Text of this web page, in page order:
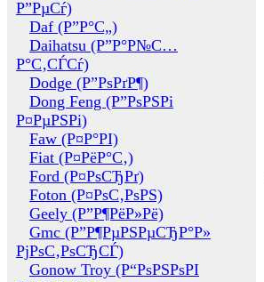
Р”РµСѓ)
Daf (Р”Р°С„)
Daihatsu (Р”Р°Р№С…
Р°С‚СЃСѓ)
Dodge (Р”РѕРґР¶)
Dong Feng (Р”РѕРЅРі
Р¤РµРЅРі)
Faw (Р¤Р°РІ)
Fiat (Р¤РёР°С‚)
Ford (Р¤РѕСЂРґ)
Foton (Р¤РѕС‚РѕРЅ)
Geely (Р”Р¶РёР»Рё)
Gmc (Р”Р¶РµРЅРµСЂР°Р»
РјРѕС‚РѕСЂСЃ)
Gonow Troy (Р“РѕРЅРѕРІ